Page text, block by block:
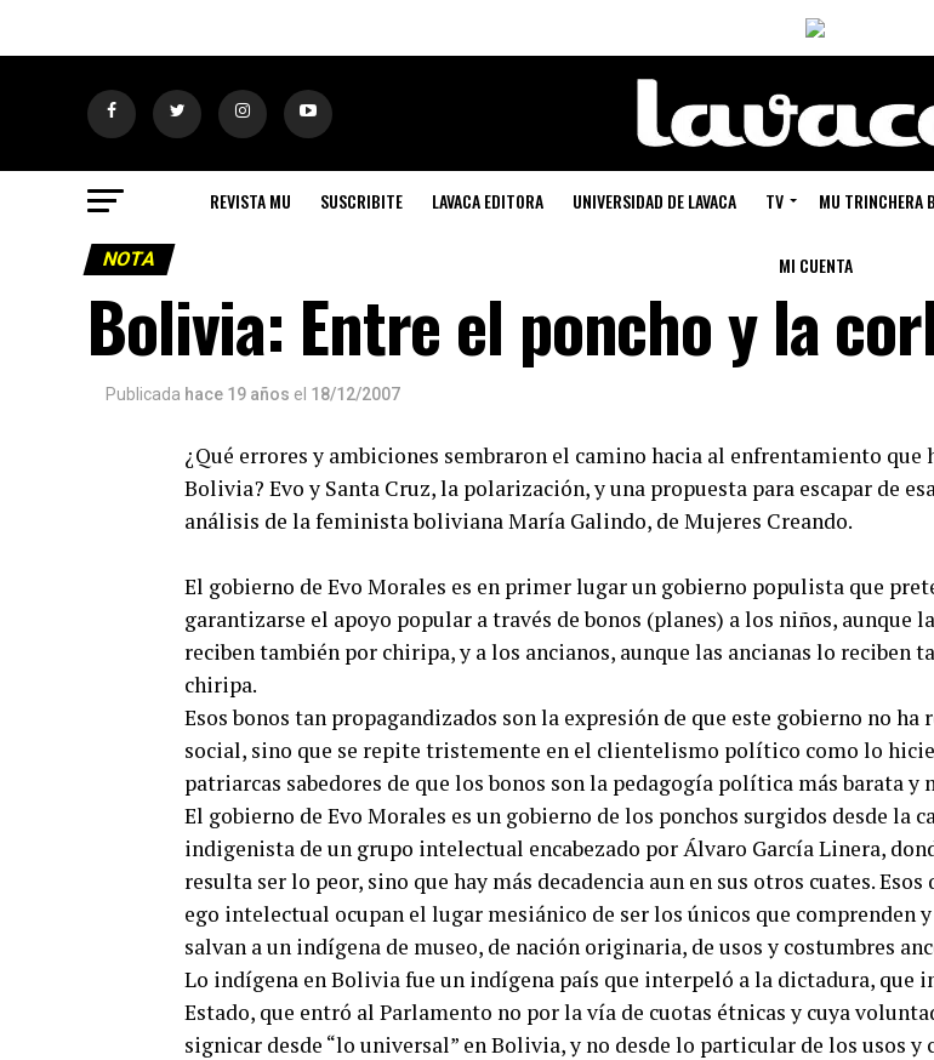
REVISTA MU SUSCRIBITE LAVACA EDITORA UNIVERSIDAD DE LAVACA TV MU TRINCHERA
MI CUENTA
NOTA
Bolivia: Entre el poncho y la
Publicada hace 19 años el 18/12/2007
¿Qué errores y ambiciones sembraron el camino hacia al enfrentamiento que
Bolivia? Evo y Santa Cruz, la polarización, y una propuesta para escapar de
análisis de la feminista boliviana María Galindo, de Mujeres Creando.
El gobierno de Evo Morales es en primer lugar un gobierno populista que
garantizarse el apoyo popular a través de bonos (planes) a los niños, aunque
reciben también por chiripa, y a los ancianos, aunque las ancianas lo reciben
chiripa.
Esos bonos tan propagandizados son la expresión de que este gobierno no ha
social, sino que se repite tristemente en el clientelismo político como lo
patriarcas sabedores de que los bonos son la pedagogía política más barata y
El gobierno de Evo Morales es un gobierno de los ponchos surgidos desde la
indigenista de un grupo intelectual encabezado por Álvaro García Linera,
resulta ser lo peor, sino que hay más decadencia aun en sus otros cuates. Esos
ego intelectual ocupan el lugar mesiánico de ser los únicos que comprenden
salvan a un indígena de museo, de nación originaria, de usos y costumbres
Lo indígena en Bolivia fue un indígena país que interpeló a la dictadura, que
Estado, que entró al Parlamento no por la vía de cuotas étnicas y cuya
signicar desde “lo universal” en Bolivia, y no desde lo particular de los usos y